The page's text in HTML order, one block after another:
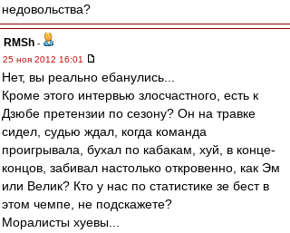
недовольства?
RMSh -
25 ноя 2012 16:01
Нет, вы реально ебанулись...
Кроме этого интервью злосчастного, есть к
Дзюбе претензии по сезону? Он на травке
сидел, судью ждал, когда команда
проигрывала, бухал по кабакам, хуй, в конце-
концов, забивал настолько откровенно, как Эм
или Велик? Кто у нас по статистике зе бест в
этом чемпе, не подскажете?
Моралисты хуевы...